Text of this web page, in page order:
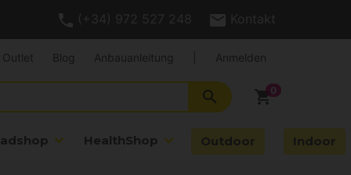
(+34) 972 527 248 Kontakt
shopping_cart
search
HealthShop Outdoor Indoor
Outlet Blog Anbauanleitung Anmelden